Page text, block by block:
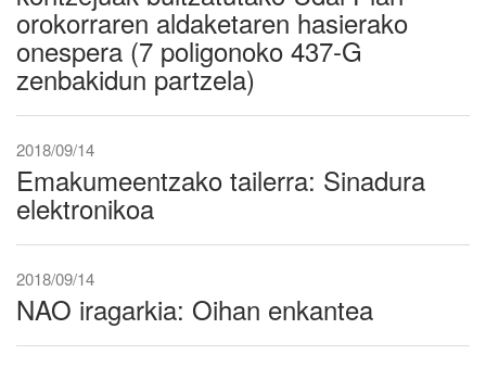
orokorraren aldaketaren hasierako
onespera (7 poligonoko 437-G
zenbakidun partzela)
2018/09/14
Emakumeentzako tailerra: Sinadura
elektronikoa
2018/09/14
NAO iragarkia: Oihan enkantea